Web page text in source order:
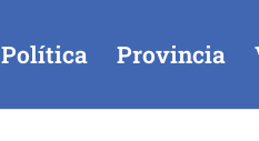
Política Provincia